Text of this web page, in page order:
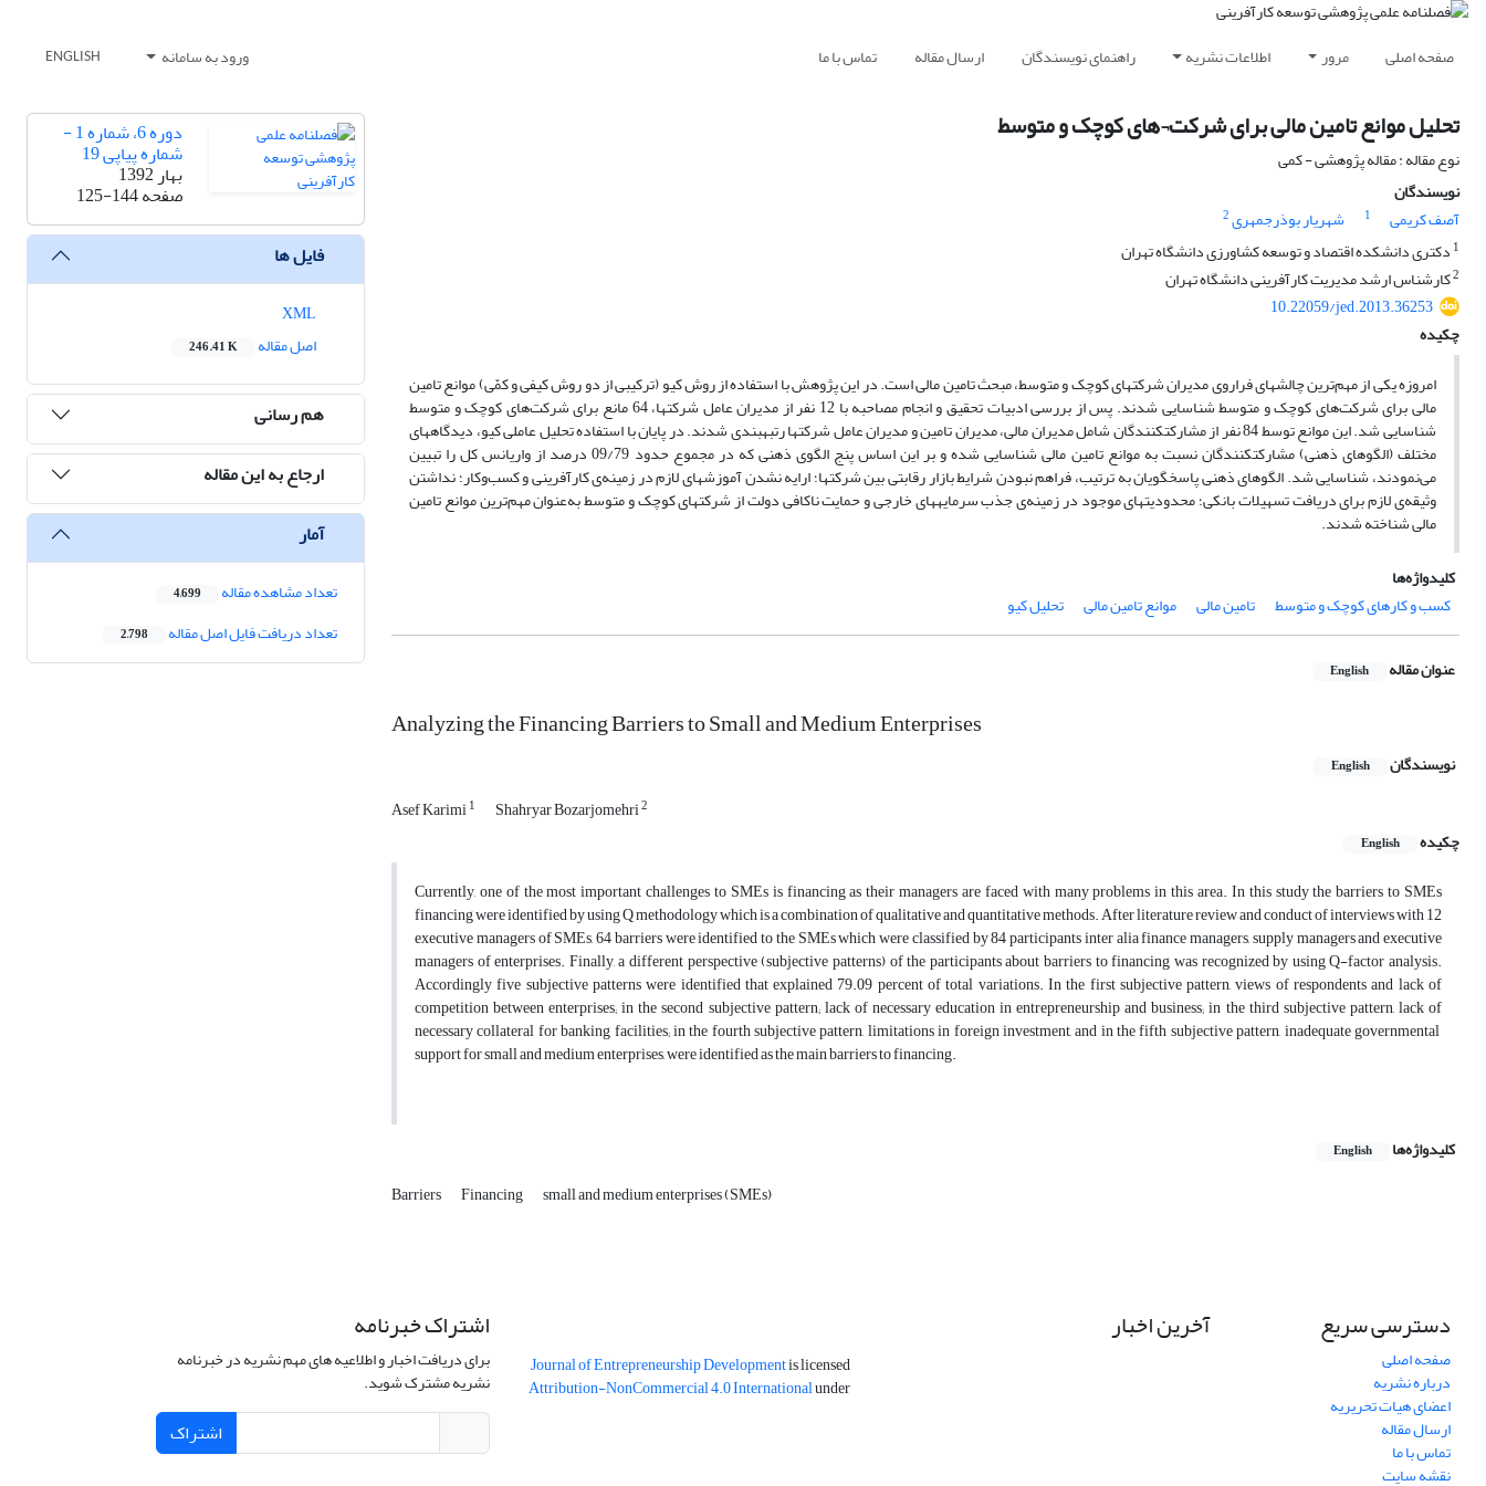
صفحه اصلی مرور اطلاعات نشریه راهنمای نویسندگان ارسال مقاله تماس با ما ورود به سامانه ENGLISH
تحلیل موانع تامین مالی برای شرکت¬های کوچک و متوسط
نوع مقاله : مقاله پژوهشی - کمی
نویسندگان
آصف کریمی
1 شهریار بوذرجمهری2
1 دکتری دانشکده اقتصاد و توسعه کشاورزی دانشگاه تهران
2کارشناس ارشد مدیریت کارآفرینی دانشگاه تهران
10.22059/jed.2013.36253
چکیده
امروزه یکی از مهم‌ترین چالش­های فراروی مدیران شرکت­های کوچک و متوسط، مبحث تامین مالی است. در این پژوهش با استفاده از روش کیو (ترکیبی از دو روش کیفی و کمّی) موانع تامین
مالی برای شرکت‌های کوچک و متوسط شناسایی شدند. پس از بررسی ادبیات تحقیق و انجام مصاحبه با 12 نفر از مدیران عامل شرکت­ها، 64 مانع برای شرکت‌های کوچک و متوسط
شناسایی شد. این موانع توسط 84 نفر از مشارکت­کنندگان شامل مدیران مالی، مدیران تامین و مدیران عامل شرکت­ها رتبه­بندی شدند. در پایان با استفاده تحلیل عاملی کیو، دیدگاه­های
مختلف (الگوهای ذهنی) مشارکت­کنندگان نسبت به موانع تامین مالی شناسایی شده و بر این اساس پنج الگوی ذهنی که در مجموع حدود 09/79 درصد از واریانس کل را تبیین
می‌نمودند، شناسایی شد. الگوهای ذهنی پاسخ­گویان به ترتیب، فراهم نبودن شرایط بازار رقابتی بین شرکت­ها؛ ارایه نشدن آموزش­های لازم در زمینه‌ی کارآفرینی و کسب‌وکار؛ نداشتن
وثیقه‌ی لازم برای دریافت تسهیلات بانکی؛ محدودیت­های موجود در زمینه‌ی جذب سرمایه­های خارجی و حمایت ناکافی دولت از شرکت­های کوچک و متوسط به‌عنوان مهم‌ترین موانع تامین
مالی شناخته شدند.
کلیدواژه‌ها
کسب و کارهای کوچک و متوسط
تامین مالی موانع تامین مالی تحلیل کیو
عنوان مقاله English
Analyzing the Financing Barriers to Small and Medium Enterprises
نویسندگان English
Asef Karimi1 Shahryar Bozarjomehri2
چکیده English
Currently, one of the most important challenges to SMEs is financing as their managers are faced with many problems in this area. In this study the barriers to SMEs
financing were identified by using Q methodology which is a combination of qualitative and quantitative methods. After literature review and conduct of interviews with 12
executive managers of SMEs, 64 barriers were identified to the SMEs which were classified by 84 participants inter alia finance managers, supply managers and executive
managers of enterprises. Finally, a different perspective (subjective patterns) of the participants about barriers to financing was recognized by using Q-factor analysis.
Accordingly five subjective patterns were identified that explained 79.09 percent of total variations. In the first subjective pattern, views of respondents and lack of
competition between enterprises; in the second subjective pattern; lack of necessary education in entrepreneurship and business; in the third subjective pattern, lack of
necessary collateral for banking facilities; in the fourth subjective pattern, limitations in foreign investment, and in the fifth subjective pattern, inadequate governmental
support for small and medium enterprises, were identified as the main barriers to financing.
کلیدواژه‌ها English
Barriers Financing small and medium enterprises (SMEs)
دوره 6، شماره 1 -
شماره پیاپی 19
بهار 1392
صفحه125-144
فایل ها
اصل مقاله
246.41 K
هم رسانی
ارجاع به این مقاله
آمار
تعداد مشاهده مقاله 4,699
تعداد دریافت فایل اصل مقاله 2,798
دسترسی سریع
صفحه اصلی
درباره نشریه
اعضای هیات تحریریه
ارسال مقاله
تماس با ما
نقشه سایت
آخرین اخبار
Journal of Entrepreneurship Developmentis licensed
under
Attribution-NonCommercial 4.0 International
اشتراک خبرنامه
برای دریافت اخبار و اطلاعیه های مهم نشریه در خبرنامه
نشریه مشترک شوید.
اشتراک